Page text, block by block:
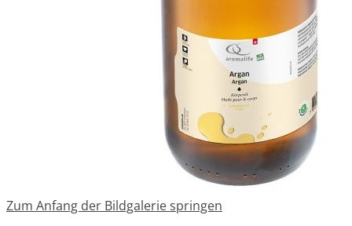
Zum Anfang der Bildgalerie springen